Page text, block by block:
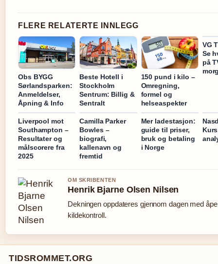
FLERE RELATERTE INNLEGG
Obs BYGG
Sørlandsparken:
Anmeldelser,
Åpning & Info
Beste Hotell i
Stockholm
Sentrum: Billig &
Sentralt
150 pund i kilo –
Omregning,
formel og
helseaspekter
VG
Se
på
Liverpool mot
Southampton –
Resultater og
målscorere fra
2025
Camilla Parker
Bowles –
biografi,
kallenavn og
fremtid
Mer ladestasjon:
guide til priser,
bruk og betaling
i Norge
OM SKRIBENTEN
Henrik Bjarne Olsen Nilsen
Dekningen oppdateres gjennom dagen med
kildekontroll.
TIDSROMMET.ORG